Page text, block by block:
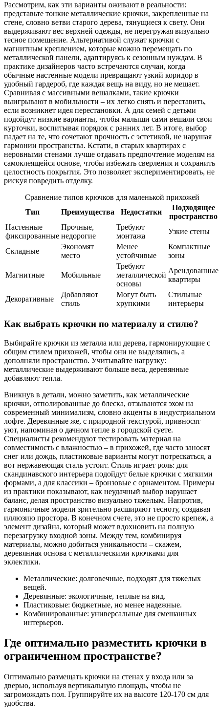
Рассмотрим, как эти варианты оживают в реальности:
представьте тонкие металлические крючки, закрепленные на
стене, словно ветви старого дерева, тянущиеся к свету. Они
выдерживают вес верхней одежды, не перегружая визуально
тесное помещение. Альтернативой служат крючки с
магнитным креплением, которые можно перемещать по
металлической панели, адаптируясь к сезонным нуждам. В
практике дизайнеров часто встречаются случаи, когда
обычные настенные модели превращают узкий коридор в
удобный гардероб, где каждая вещь на виду, но не мешает.
Сравнивая с массивными вешалками, такие крючки
выигрывают в мобильности – их легко снять и переставить,
если возникнет идея перестановки. А для семей с детьми
подойдут низкие варианты, чтобы малыши сами вешали свои
курточки, воспитывая порядок с ранних лет. В итоге, выбор
падает на те, что сочетают прочность с эстетикой, не нарушая
гармонии пространства. Кстати, в старых квартирах с
неровными стенами лучше отдавать предпочтение моделям на
самоклеящейся основе, чтобы избежать сверления и сохранить
целостность покрытия. Это позволяет экспериментировать, не
рискуя повредить отделку.
Сравнение типов крючков для маленькой прихожей
Тип
Преимущества Недостатки
Подходящее
пространство
Настенные
фиксированные
Прочные,
недорогие
Требуют
монтажа
Узкие стены
Складные
Экономят
место
Менее
устойчивые
Компактные
зоны
Магнитные Мобильные
Требуют
металлической
основы
Арендованные
квартиры
Декоративные
Добавляют
стиль
Могут быть
хрупкими
Стильные
интерьеры
Как выбрать крючки по материалу и стилю?
Выбирайте крючки из металла или дерева, гармонирующие с
общим стилем прихожей, чтобы они не выделялись, а
дополняли пространство. Учитывайте нагрузку:
металлические выдерживают больше веса, деревянные
добавляют тепла.
Вникнув в детали, можно заметить, как металлические
крючки, отполированные до блеска, отзываются эхом на
современный минимализм, словно акценты в индустриальном
лофте. Деревянные же, с природной текстурой, привносят
уют, напоминая о дачном тепле в городской суете.
Специалисты рекомендуют тестировать материал на
совместимость с влажностью – в прихожей, где часто заносят
снег или дождь, пластиковые варианты могут потрескаться, а
вот нержавеющая сталь устоит. Стиль играет роль: для
скандинавского интерьера подойдут белые крючки с мягкими
формами, а для классики – бронзовые с орнаментом. Примеры
из практики показывают, как неудачный выбор нарушает
баланс, делая пространство визуально тяжелым. Напротив,
гармоничные модели зрительно расширяют тесноту, создавая
иллюзию простора. В конечном счете, это не просто крепеж, а
элемент дизайна, который может вдохновить на полную
перезагрузку входной зоны. Между тем, комбинируя
материалы, можно добиться уникальности – скажем,
деревянная основа с металлическими крючками для
эклектики.
Металлические: долговечные, подходят для тяжелых
вещей.
Деревянные: экологичные, теплые на вид.
Пластиковые: бюджетные, но менее надежные.
Комбинированные: универсальные для смешанных
интерьеров.
Где оптимально разместить крючки в
ограниченном пространстве?
Оптимально размещать крючки на стенах у входа или за
дверью, используя вертикальную площадь, чтобы не
загромождать пол. Группируйте их на высоте 120-170 см для
удобства.